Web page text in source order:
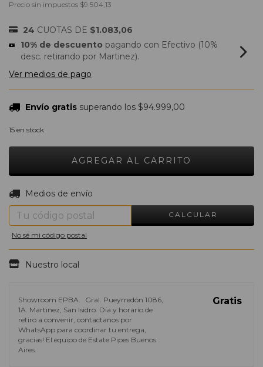
Precio sin impuestos $9.504,13
24 CUOTAS DE $1.083,06
10% de descuento pagando con Efectivo (10%
desc. retirando por Martinez).
Ver medios de pago
Envío gratis superando los $94.999,00
15 en stock
Entregas para el CP:
Medios de envío
CALCULAR
No sé mi código postal
Nuestro local
Showroom EPBA.
Gral. Pueyrredón 1086,
1A. Martinez, San Isidro. Día y horario de
retiro a convenir, contactanos por
WhatsApp para coordinar tu entrega,
gracias! El equipo de Estate Pipes Buenos
Aires.
Gratis